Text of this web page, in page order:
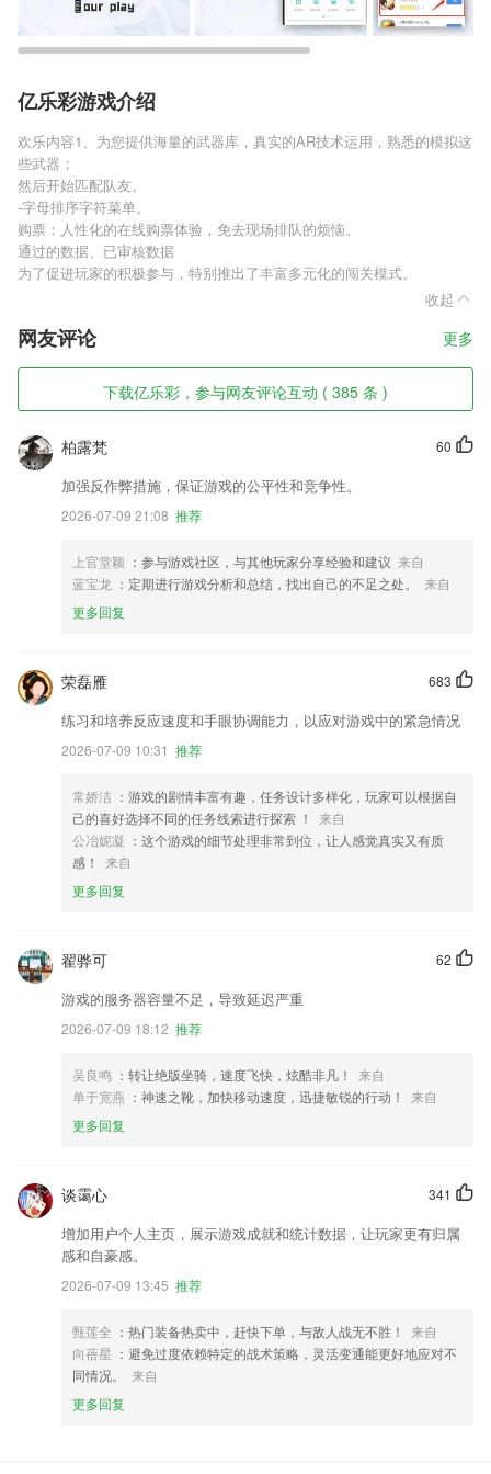
亿乐彩游戏介绍
欢乐内容1、为您提供海量的武器库，真实的AR技术运用，熟悉的模拟这
些武器；
然后开始匹配队友。
-字母排序字符菜单。
购票：人性化的在线购票体验，免去现场排队的烦恼。
通过的数据、已审核数据
为了促进玩家的积极参与，特别推出了丰富多元化的闯关模式。
收起
网友评论 更多
下载亿乐彩，参与网友评论互动 ( 385 条 )
60
柏露梵
加强反作弊措施，保证游戏的公平性和竞争性。
2026-07-09 21:08 推荐
上官堂颖 ：参与游戏社区，与其他玩家分享经验和建议 来自
蓝宝龙 ：定期进行游戏分析和总结，找出自己的不足之处。
来自
更多回复
683
荣磊雁
练习和培养反应速度和手眼协调能力，以应对游戏中的紧急情况
2026-07-09 10:31 推荐
常娇洁 ：游戏的剧情丰富有趣，任务设计多样化，玩家可以根据自
己的喜好选择不同的任务线索进行探索 ！
来自
公冶妮凝 ：这个游戏的细节处理非常到位，让人感觉真实又有质
感！
来自
更多回复
62
翟骅可
游戏的服务器容量不足，导致延迟严重
2026-07-09 18:12 推荐
吴良鸣 ：转让绝版坐骑，速度飞快，炫酷非凡！
来自
单于宽燕 ：神速之靴，加快移动速度，迅捷敏锐的行动！
来自
更多回复
341
谈霭心
增加用户个人主页，展示游戏成就和统计数据，让玩家更有归属
感和自豪感。
2026-07-09 13:45 推荐
甄莲全 ：热门装备热卖中，赶快下单，与敌人战无不胜！
来自
向蓓星 ：避免过度依赖特定的战术策略，灵活变通能更好地应对不
同情况。
来自
更多回复